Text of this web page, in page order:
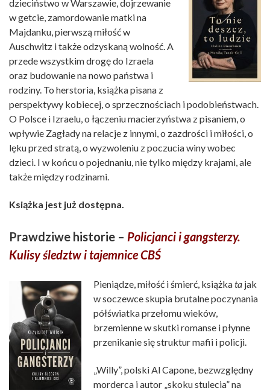
dzieciństwo w Warszawie, dojrzewanie
w getcie, zamordowanie matki na
Majdanku, pierwszą miłość w
Auschwitz i także odzyskaną wolność. A
przede wszystkim drogę do Izraela
oraz budowanie na nowo państwa i
rodziny. To herstoria, książka pisana z
perspektywy kobiecej, o sprzecznościach i podobieństwach.
O Polsce i Izraelu, o łączeniu macierzyństwa z pisaniem, o
wpływie Zagłady na relacje z innymi, o zazdrości i miłości, o
lęku przed stratą, o wyzwoleniu z poczucia winy wobec
dzieci. I w końcu o pojednaniu, nie tylko między krajami, ale
także między rodzinami.
Książka jest już dostępna.
Prawdziwe historie – Policjanci i gangsterzy.
Kulisy śledztw i tajemnice CBŚ
Pieniądze, miłość i śmierć, książkata jak
w soczewce skupia brutalne poczynania
półświatka przełomu wieków,
brzemienne w skutki romanse i płynne
przenikanie się struktur mafii i policji.
„Willy”, polski Al Capone, bezwzględny
morderca i autor „skoku stulecia” na